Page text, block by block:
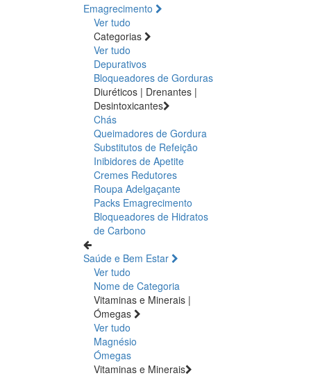
Emagrecimento
Ver tudo
Categorias
Ver tudo
Depurativos
Bloqueadores de Gorduras
Diuréticos | Drenantes |
Desintoxicantes
Chás
Queimadores de Gordura
Substitutos de Refeição
Inibidores de Apetite
Cremes Redutores
Roupa Adelgaçante
Packs Emagrecimento
Bloqueadores de Hidratos
de Carbono
Saúde e Bem Estar
Ver tudo
Nome de Categoria
Vitaminas e Minerais |
Ómegas
Ver tudo
Magnésio
Ómegas
Vitaminas e Minerais